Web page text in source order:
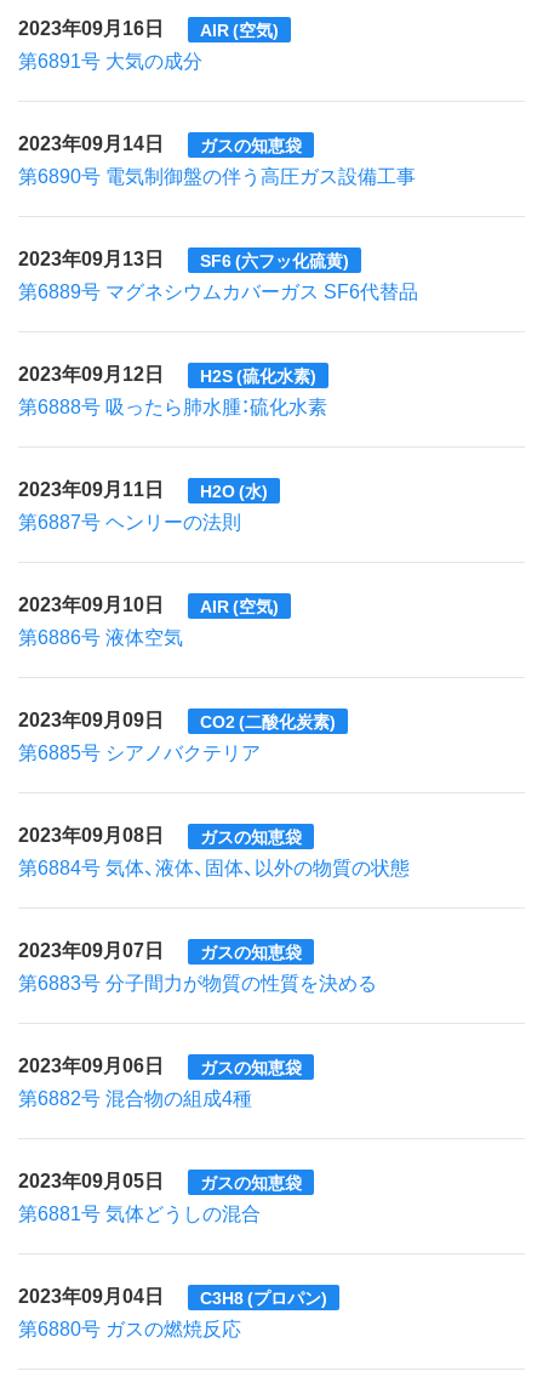
2023年09月16日 AIR (空気)
第6891号 大気の成分
2023年09月14日 ガスの知恵袋
第6890号 電気制御盤の伴う高圧ガス設備工事
2023年09月13日 SF6 (六フッ化硫黄)
第6889号 マグネシウムカバーガス SF6代替品
2023年09月12日 H2S (硫化水素)
第6888号 吸ったら肺水腫：硫化水素
2023年09月11日 H2O (水)
第6887号 ヘンリーの法則
2023年09月10日 AIR (空気)
第6886号 液体空気
2023年09月09日 CO2 (二酸化炭素)
第6885号 シアノバクテリア
2023年09月08日 ガスの知恵袋
第6884号 気体、液体、固体、以外の物質の状態
2023年09月07日 ガスの知恵袋
第6883号 分子間力が物質の性質を決める
2023年09月06日 ガスの知恵袋
第6882号 混合物の組成4種
2023年09月05日 ガスの知恵袋
第6881号 気体どうしの混合
2023年09月04日 C3H8 (プロパン)
第6880号 ガスの燃焼反応